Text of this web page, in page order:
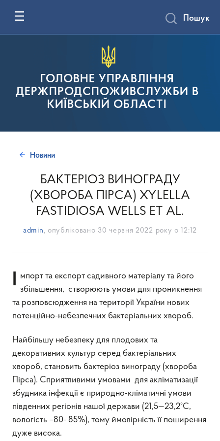
ГОЛОВНЕ УПРАВЛІННЯ
ДЕРЖПРОДСПОЖИВСЛУЖБИ В
КИЇВСЬКІЙ ОБЛАСТІ
Пошук
Новини
БАКТЕРІОЗ ВИНОГРАДУ
(ХВОРОБА ПІРСА) XYLELLA
FASTIDIOSA WELLS ET AL.
admin , опубліковано 30 червня 2022 року о 12:12
Імпорт та експорт садивного матеріалу та його збільшення, створюють умови для проникнення
та розповсюдження на території України нових
потенційно-небезпечних бактеріальних хвороб.
Найбільшу небезпеку для плодових та
декоративних культур серед бактеріальних
хвороб, становить бактеріоз винограду (хвороба
Пірса). Сприятливими умовами для акліматизації
збудника інфекції є природно-кліматичні умови
південних регіонів нашої держави (21,5—23,2°С,
вологість –80- 85%), тому ймовірність її поширення
дуже висока.